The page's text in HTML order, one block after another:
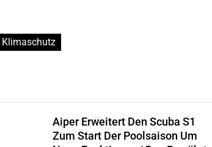
Klimaschutz
Aiper Erweitert Den Scuba S1
Zum Start Der Poolsaison Um